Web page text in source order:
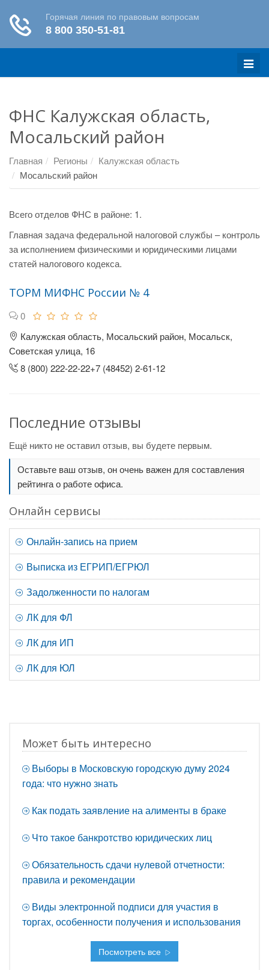
Меню
ФНС Калужская область,
Мосальский район
Главная Регионы
Калужская область
Мосальский район
Всего отделов ФНС в районе: 1.
Главная задача федеральной налоговой службы – контроль
за исполнением физическими и юридическими лицами
статей налогового кодекса.
ТОРМ МИФНС России № 4
0
Калужская область, Мосальский район, Мосальск,
Советская улица, 16
8 (800) 222-22-22+7 (48452) 2-61-12
Последние отзывы
Ещё никто не оставил отзыв, вы будете первым.
Оставьте ваш отзыв, он очень важен для составления
рейтинга о работе офиса.
Онлайн сервисы
Онлайн-запись на прием
Выписка из ЕГРИП/ЕГРЮЛ
Задолженности по налогам
ЛК для ФЛ
ЛК для ИП
ЛК для ЮЛ
Может быть интересно
Выборы в Московскую городскую думу 2024
года: что нужно знать
Как подать заявление на алименты в браке
Что такое банкротство юридических лиц
Обязательность сдачи нулевой отчетности:
правила и рекомендации
Виды электронной подписи для участия в
торгах, особенности получения и использования
Посмотреть все